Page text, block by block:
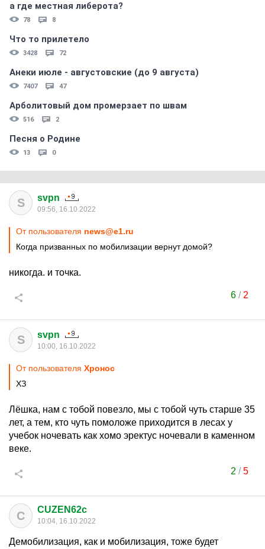
а где местная либерота?
78 8
Что то прилетело
3428 72
Анеки июле - августовские (до 9 августа)
7407 47
Арболитовый дом промерзает по швам
516 2
Песня о Родине
13 0
S svpn
09:56, 16.10.2022
От пользователя news@e1.ru
Когда призванных по мобилизации вернут домой?
никогда. и точка.
6/ 2
S svpn
10:00, 16.10.2022
От пользователя Хронос
ХЗ
Лёшка, нам с тобой повезло, мы с тобой чуть старше 35
лет, а тем, кто чуть помоложе приходится в лесах у
учебок ночевать как хомо эректус ночевали в каменном
веке.
2 /5
C CUZEN62c
10:04, 16.10.2022
Демобилизация, как и мобилизация, тоже будет